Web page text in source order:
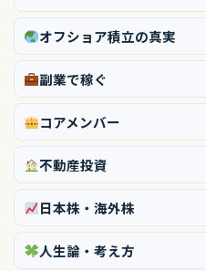
オフショア積立の真実
副業で稼ぐ
コアメンバー
不動産投資
日本株・海外株
人生論・考え方